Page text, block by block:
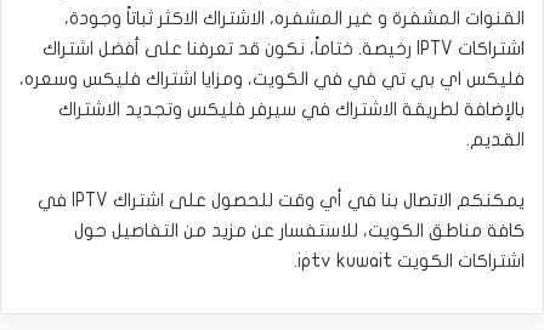
القنوات المشفرة و غير المشفره، الاشتراك الاكثر ثباتاً وجودة،
اشتراكات IPTV رخيصة. ختاماً، نكون قد تعرفنا على أفضل اشتراك
فليكس اي بي تي في في الكويت، ومزايا اشتراك فليكس وسعره،
بالإضافة لطريقة الاشتراك في سيرفر فليكس وتجديد الاشتراك
القديم.
يمكنكم الاتصال بنا في أي وقت للحصول على اشتراك IPTV في
كافة مناطق الكويت، للاستفسار عن مزيد من التفاصيل حول
اشتراكات الكويت iptv kuwait.